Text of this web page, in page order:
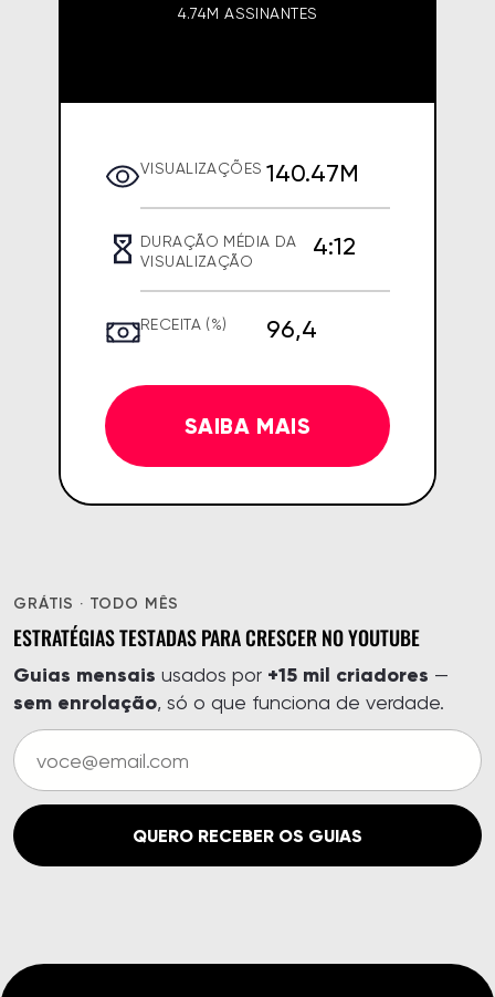
4.74M ASSINANTES
VISUALIZAÇÕES 140.47M
DURAÇÃO MÉDIA DA
VISUALIZAÇÃO
4:12
RECEITA (%) 96,4
SAIBA MAIS
GRÁTIS · TODO MÊS
ESTRATÉGIAS TESTADAS PARA CRESCER NO YOUTUBE
Guias mensais usados por +15 mil criadores —
sem enrolação, só o que funciona de verdade.
QUERO RECEBER OS GUIAS